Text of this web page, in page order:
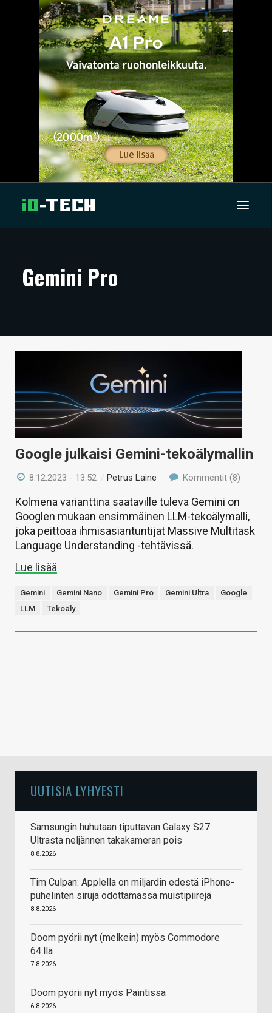
ARTIKKELIT
TECHBBS
HINTA.FI
KAUPPA
VAIHDA TEEMA
HAKU
Gemini Pro
Google julkaisi Gemini-tekoälymallin
8.12.2023 - 13:52 /Petrus Laine Kommentit (8)
Kolmena varianttina saataville tuleva Gemini on
Googlen mukaan ensimmäinen LLM-tekoälymalli,
joka peittoaa ihmisasiantuntijat Massive Multitask
Language Understanding -tehtävissä.
Lue lisää
Gemini Gemini Nano Gemini Pro Gemini Ultra
Google
LLM
Tekoäly
UUTISIA LYHYESTI
Samsungin huhutaan tiputtavan Galaxy S27
Ultrasta neljännen takakameran pois
8.8.2026
Tim Culpan: Applella on miljardin edestä iPhone-
puhelinten siruja odottamassa muistipiirejä
8.8.2026
Doom pyörii nyt (melkein) myös Commodore
64:llä
7.8.2026
Doom pyörii nyt myös Paintissa
6.8.2026